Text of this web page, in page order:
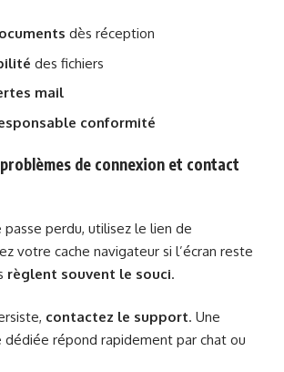
dès réception
des fichiers
mail
conformité
de connexion et contact
passe perdu, utilisez le lien de
votre cache navigateur si l’écran reste
règlent souvent le souci.
contactez le support. Une
dédiée répond rapidement par chat ou